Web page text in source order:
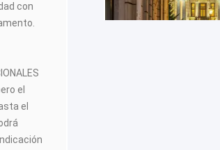
con
el
el